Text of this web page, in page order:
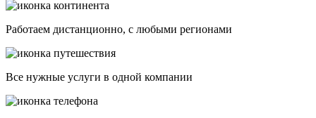
Работаем дистанционно, с любыми регионами
Все нужные услуги в одной компании